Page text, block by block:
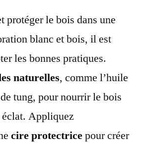
protéger le bois dans une
blanc et bois, il est
les bonnes pratiques.
naturelles, comme l’huile
tung, pour nourrir le bois
Appliquez
cire protectricepour créer